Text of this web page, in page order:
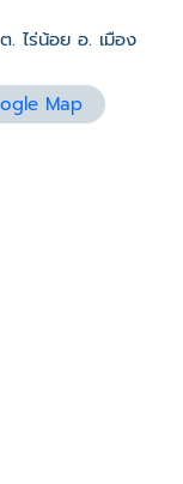
. ไร่น้อย อ. เมือง
Map